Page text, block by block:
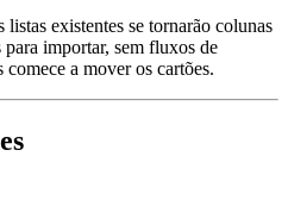
existentes se tornarão colunas
importar, sem fluxos de
a mover os cartões.